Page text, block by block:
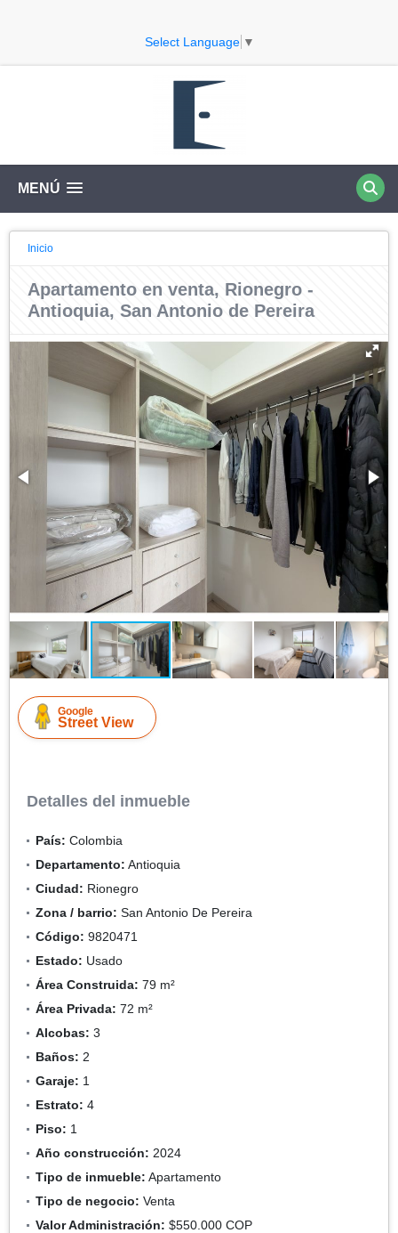
Select Language ▼
MENÚ
Inicio
Apartamento en venta, Rionegro -
Antioquia, San Antonio de Pereira
Google
Street View
Detalles del inmueble
País: Colombia
Departamento: Antioquia
Ciudad: Rionegro
Zona / barrio: San Antonio De Pereira
Código: 9820471
Estado: Usado
Área Construida: 79 m²
Área Privada: 72 m²
Alcobas: 3
Baños: 2
Garaje: 1
Estrato: 4
Piso: 1
Año construcción: 2024
Tipo de inmueble: Apartamento
Tipo de negocio: Venta
Valor Administración: $550.000 COP